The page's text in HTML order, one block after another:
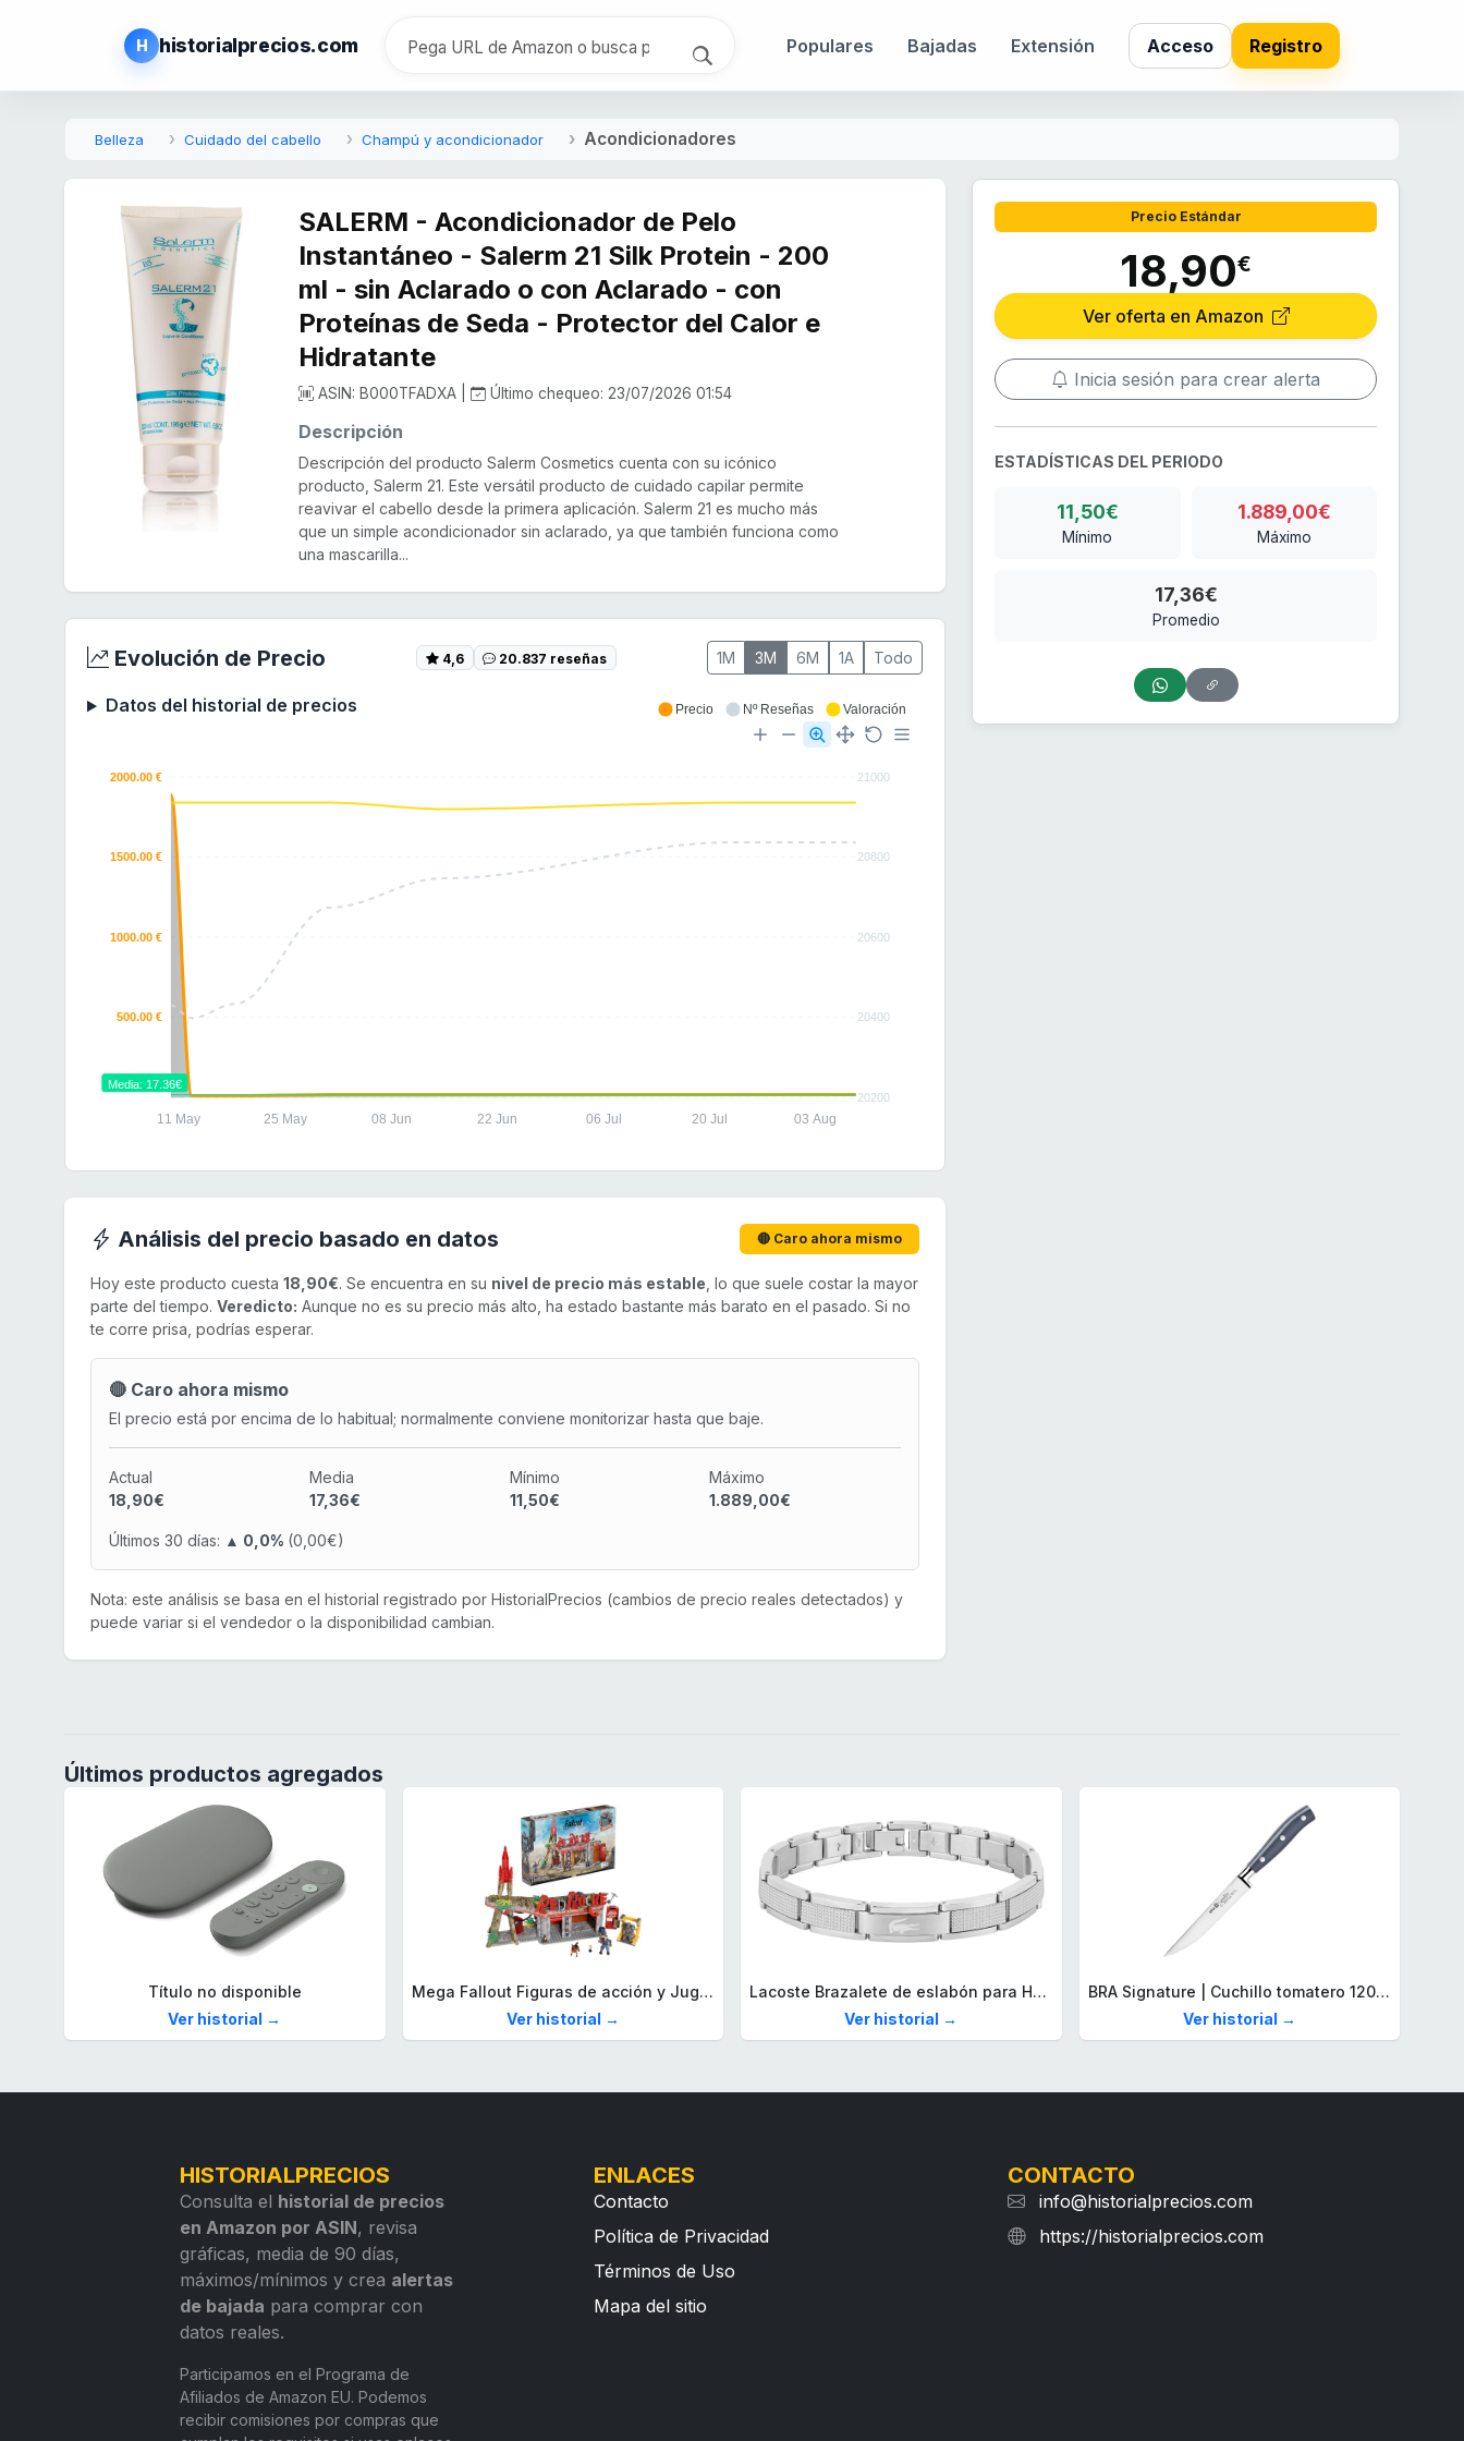
H historialprecios.com Populares Bajadas Extensión Acceso Registro
Belleza Cuidado del cabello Champú y acondicionador Acondicionadores
SALERM - Acondicionador de Pelo
Instantáneo - Salerm 21 Silk Protein - 200
ml - sin Aclarado o con Aclarado - con
Proteínas de Seda - Protector del Calor e
Hidratante
ASIN: B000TFADXA | Último chequeo: 23/07/2026 01:54
Descripción
Descripción del producto Salerm Cosmetics cuenta con su icónico
producto, Salerm 21. Este versátil producto de cuidado capilar permite
reavivar el cabello desde la primera aplicación. Salerm 21 es mucho más
que un simple acondicionador sin aclarado, ya que también funciona como
una mascarilla...
Evolución de Precio 4,6 20.837 reseñas 1M 3M 6M 1A Todo
Datos del historial de precios
21000
20800
20600
20400
20200
2000.00 €
1500.00 €
1000.00 €
500.00 €
11 May 25 May 08 Jun 22 Jun 06 Jul 20 Jul 03 Aug
Media: 17.36€
Precio Nº Reseñas Valoración
Análisis del precio basado en datos 🔴 Caro ahora mismo
Hoy este producto cuesta 18,90€. Se encuentra en su nivel de precio más estable , lo que suele costar la mayor
parte del tiempo. Veredicto: Aunque no es su precio más alto, ha estado bastante más barato en el pasado. Si no
te corre prisa, podrías esperar.
🔴 Caro ahora mismo
El precio está por encima de lo habitual; normalmente conviene monitorizar hasta que baje.
Actual
18,90€
Media
17,36€
Mínimo
11,50€
Máximo
1.889,00€
Últimos 30 días: ▲ 0,0% (0,00€)
Nota: este análisis se basa en el historial registrado por HistorialPrecios (cambios de precio reales detectados) y
puede variar si el vendedor o la disponibilidad cambian.
Precio Estándar
18,90€
Ver oferta en Amazon
Inicia sesión para crear alerta
ESTADÍSTICAS DEL PERIODO
11,50€
Mínimo
1.889,00€
Máximo
17,36€
Promedio
Últimos productos agregados
Título no disponible
Ver historial →
Mega Fallout Figuras de acción y Juguetes de construcción, Parada de Camiones Red Rocket con 824 Piezas, 2 Personajes articulados y Accesorios, para coleccionistas, HXT00
Ver historial →
Lacoste Brazalete de eslabón para Hombre Colección STENCIL de Acero inoxidable
Ver historial →
BRA Signature | Cuchillo tomatero 120 mm, Acero Inoxidable alemán forjado con Molibdeno Vanadio, Mango Remachado ABS, Diseño Ergonómico, Hoja 1,6 mm espesor
Ver historial →
HISTORIALPRECIOS
Consulta el historial de precios
en Amazon por ASIN, revisa
gráficas, media de 90 días,
máximos/mínimos y crea alertas
de bajada para comprar con
datos reales.
Participamos en el Programa de
Afiliados de Amazon EU. Podemos
recibir comisiones por compras que
ENLACES
Contacto
Política de Privacidad
Términos de Uso
Mapa del sitio
CONTACTO
info@historialprecios.com
https://historialprecios.com